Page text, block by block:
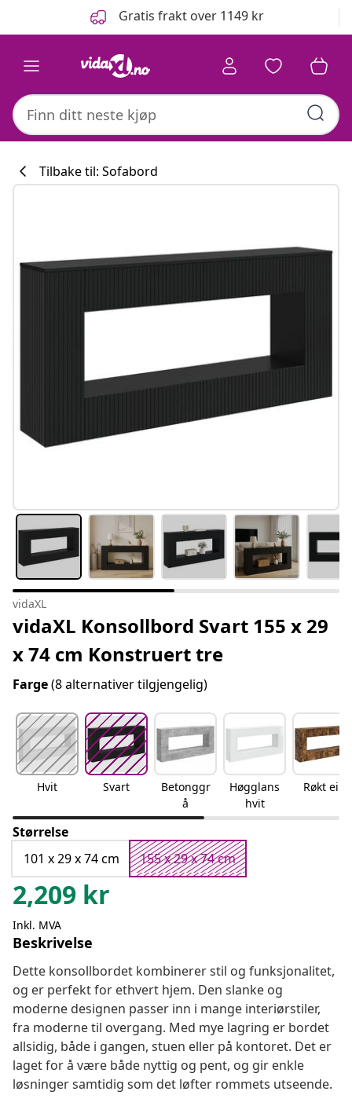
Gratis frakt over 1149 kr
Tilbake til: Sofabord
vidaXL
vidaXL Konsollbord Svart 155 x 29
x 74 cm Konstruert tre
Farge(8 alternativer tilgjengelig)
Hvit Svart
Betonggr
å
Høgglans
hvit
Røkt eik
Størrelse
101 x 29 x 74 cm
155 x 29 x 74 cm
2,209 kr
Inkl. MVA
Beskrivelse
Dette konsollbordet kombinerer stil og funksjonalitet,
og er perfekt for ethvert hjem. Den slanke og
moderne designen passer inn i mange interiørstiler,
fra moderne til overgang. Med mye lagring er bordet
allsidig, både i gangen, stuen eller på kontoret. Det er
laget for å være både nyttig og pent, og gir enkle
løsninger samtidig som det løfter rommets utseende.